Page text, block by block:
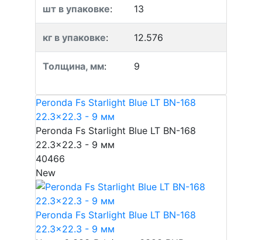
шт в упаковке: 13
кг в упаковке: 12.576
Толщина, мм: 9
Peronda Fs Starlight Blue LT BN-168
22.3x22.3 - 9 мм
Peronda Fs Starlight Blue LT BN-168
22.3x22.3 - 9 мм
40466
New
Peronda Fs Starlight Blue LT BN-168
22.3x22.3 - 9 мм